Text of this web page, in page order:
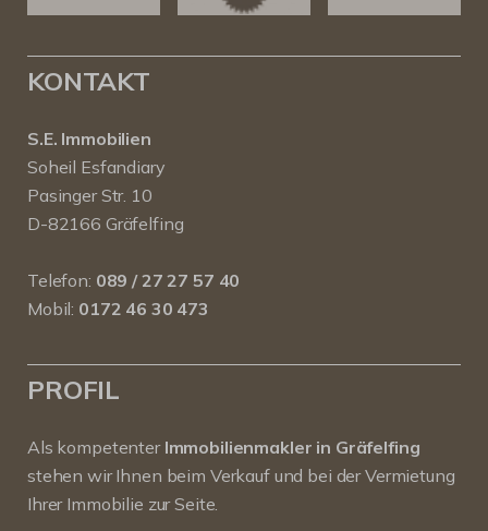
KONTAKT
S.E. Immobilien
Soheil Esfandiary
Pasinger Str. 10
D-82166 Gräfelfing
Telefon: 089 / 27 27 57 40
Mobil: 0172 46 30 473
PROFIL
Als kompetenter Immobilienmakler in Gräfelfing
stehen wir Ihnen beim Verkauf und bei der Vermietung
Ihrer Immobilie zur Seite.